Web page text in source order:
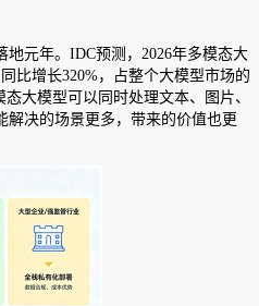
地元年。IDC预测，2026年多模态大
比增长320%，占整个大模型市场的
大模型可以同时处理文本、图片、
解决的场景更多，带来的价值也更